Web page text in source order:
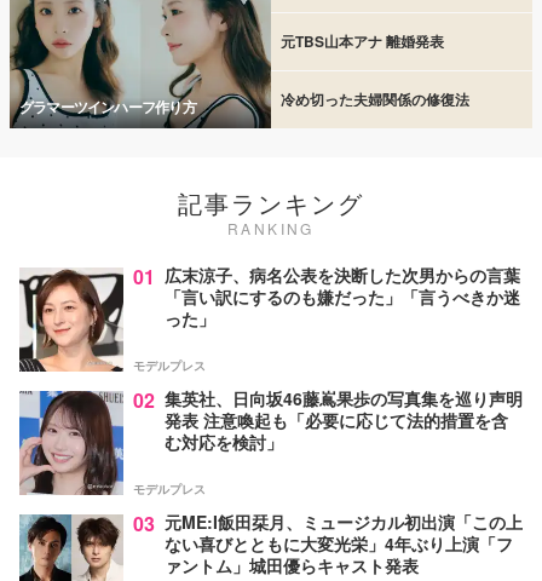
グラマーツインハーフ作り方
元TBS山本アナ 離婚発表
冷め切った夫婦関係の修復法
記事ランキング
RANKING
01 広末涼子、病名公表を決断した次男からの言葉
「言い訳にするのも嫌だった」「言うべきか迷
った」
モデルプレス
02 集英社、日向坂46藤嶌果歩の写真集を巡り声明
発表 注意喚起も「必要に応じて法的措置を含
む対応を検討」
モデルプレス
03 元ME:I飯田栞月、ミュージカル初出演「この上
ない喜びとともに大変光栄」4年ぶり上演「フ
ァントム」城田優らキャスト発表